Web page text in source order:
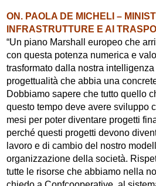
ON. PAOLA DE MICHELI –
INFRASTRUTTURE E AI
“Un piano Marshall europeo che
con questa potenza numerica e
trasformato dalla nostra
progettualità che abbia una
Dobbiamo sapere che tutto quello
questo tempo deve avere sviluppo
mesi per poter diventare progetti
perché questi progetti devono
lavoro e di cambio del nostro
organizzazione della società.
tutte le risorse che abbiamo nella